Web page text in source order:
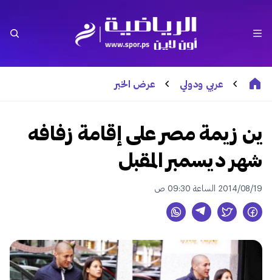
عربي ودولي عرض الخبر
ين زيمة مصر على إقامة زفافه
شهر ديسمبر المقبل
2014/08/19 الساعة 09:30 ص